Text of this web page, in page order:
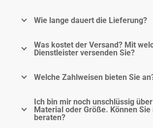
Wie lange dauert die Lieferung?
Was kostet der Versand? Mit
Dienstleister versenden Sie?
Welche Zahlweisen bieten Sie
Ich bin mir noch unschlüssig
Material oder Größe. Können Sie
beraten?